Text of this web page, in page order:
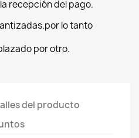
recepción del pago.
lo tanto
por otro.
del producto